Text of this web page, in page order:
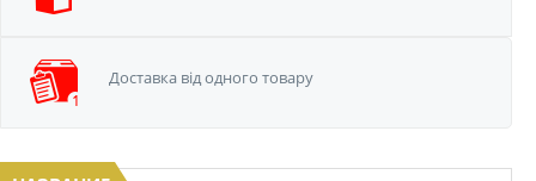
Доставка від одного товару